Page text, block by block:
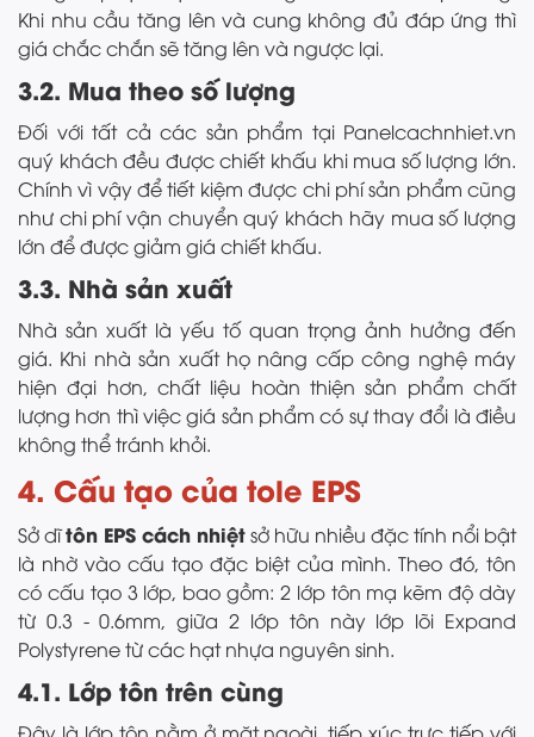
Khi nhu cầu tăng lên và cung không đủ đáp ứng thì
giá chắc chắn sẽ tăng lên và ngược lại.
3.2. Mua theo số lượng
Đối với tất cả các sản phẩm tại Panelcachnhiet.vn
quý khách đều được chiết khấu khi mua số lượng lớn.
Chính vì vậy để tiết kiệm được chi phí sản phẩm cũng
như chi phí vận chuyển quý khách hãy mua số lượng
lớn để được giảm giá chiết khấu.
3.3. Nhà sản xuất
Nhà sản xuất là yếu tố quan trọng ảnh hưởng đến
giá. Khi nhà sản xuất họ nâng cấp công nghệ máy
hiện đại hơn, chất liệu hoàn thiện sản phẩm chất
lượng hơn thì việc giá sản phẩm có sự thay đổi là điều
không thể tránh khỏi.
4. Cấu tạo của tole EPS
Sở dĩtôn EPS cách nhiệtsở hữu nhiều đặc tính nổi bật
là nhờ vào cấu tạo đặc biệt của mình. Theo đó, tôn
có cấu tạo 3 lớp, bao gồm: 2 lớp tôn mạ kẽm độ dày
từ 0.3 - 0.6mm, giữa 2 lớp tôn này lớp lõi Expand
Polystyrene từ các hạt nhựa nguyên sinh.
4.1. Lớp tôn trên cùng
Đây là lớp tôn nằm ở mặt ngoài, tiếp xúc trực tiếp với